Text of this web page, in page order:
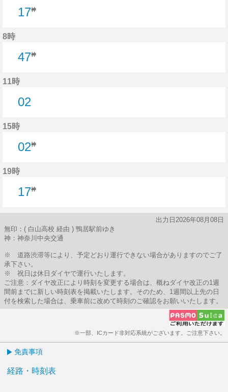
17神
8時
47神
11時
02
15時
02神
19時
17神
出力日2026年08月08日
無印：( 白山高校 経由 ) 鴨居駅前ゆき
神：神奈川中央交通
※ 道路渋滞等により、予定どおり運行できない場合がありますのでご了
承下さい。
※ 祝日は休日ダイヤで運行いたします。
ご注意：ダイヤ改正により時刻を変更する場合は、概ねダイヤ改正の1週
間前までに新しい時刻表を掲載いたします。そのため、1週間以上先の日
付を検索した場合は、乗車前に改めて時刻のご確認をお願いいたします。
※一部、ICカード非対応系統がございます。ご注意下さい。
免責事項
経路・時刻表